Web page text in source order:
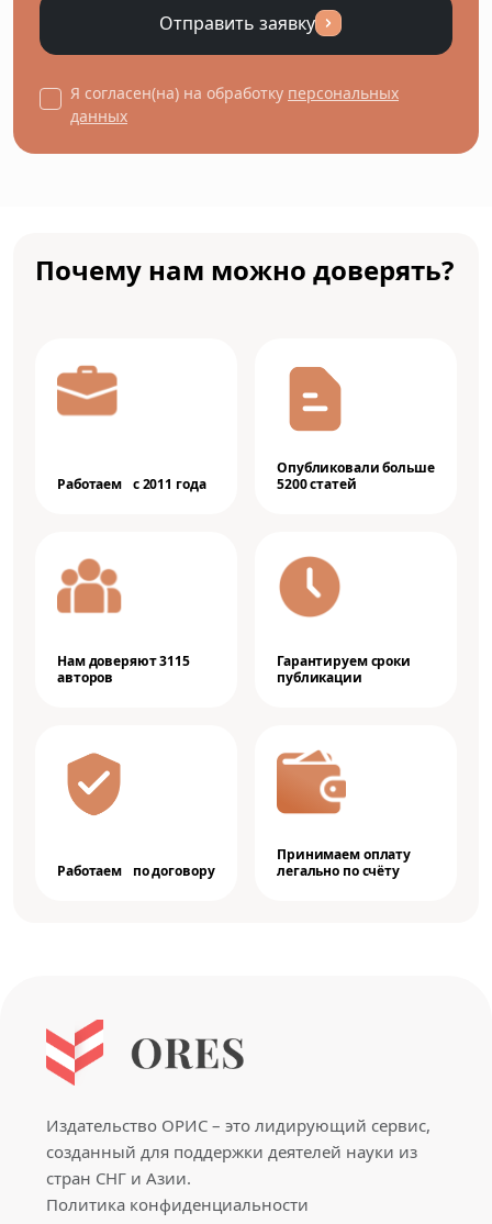
Отправить заявку
Я согласен(на) на обработку персональных
данных
Почему нам можно доверять?
Работаем с 2011 года
Опубликовали больше
5200 статей
Нам доверяют 3115
авторов
Гарантируем сроки
публикации
Работаем по договору
Принимаем оплату
легально по счёту
Издательство ОРИС – это лидирующий сервис,
созданный для поддержки деятелей науки из
стран СНГ и Азии.
Политика конфиденциальности